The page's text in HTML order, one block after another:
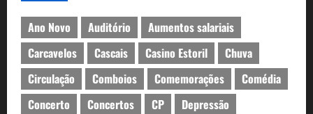
Ano Novo Auditório
Aumentos salariais
Carcavelos
Cascais Casino Estoril
Chuva
Circulação
Comboios Comemorações
Comédia
Concerto
Concertos CP
Depressão